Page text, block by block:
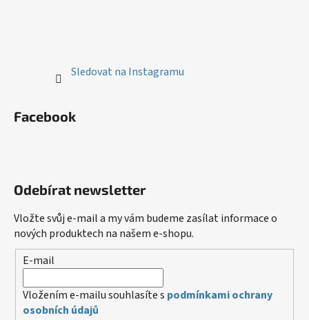
Sledovat na Instagramu
Facebook
Odebírat newsletter
Vložte svůj e-mail a my vám budeme zasílat informace o
nových produktech na našem e-shopu.
E-mail
Vložením e-mailu souhlasíte s podmínkami ochrany
osobních údajů